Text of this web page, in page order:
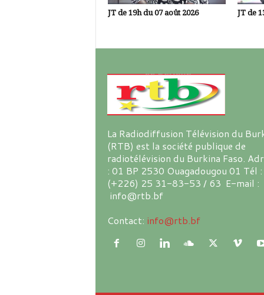
JT de 19h du 07 août 2026 JT de
La Radiodiffusion Télévision du
(RTB) est la société publique de
radiotélévision du Burkina Faso.
: 01 BP 2530 Ouagadougou 01 Tél :
(+226) 25 31-83-53 / 63 E-mail :
info@rtb.bf
Contact: info@rtb.bf